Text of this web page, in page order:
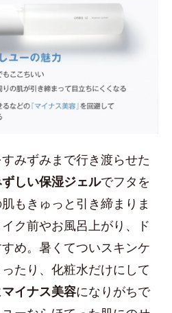
すみずみまで行き渡らせた
しい保湿ジェルでフタを
もきゅっと引き締まりま
ク前やお風呂上がり、ド
め。暑くてついスキンケ
たり、化粧水だけにして
マイナス美容になりがちで